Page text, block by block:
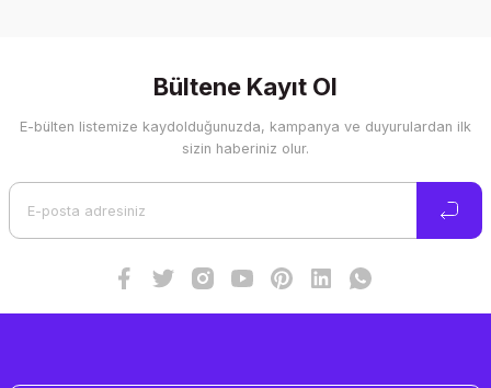
Görüş ve önerileriniz için teşekkür ederiz.
Ürün resmi kalitesiz, bozuk veya görüntülenemiyor.
Bültene Kayıt Ol
E-bülten listemize kaydolduğunuzda, kampanya ve duyurulardan ilk
sizin haberiniz olur.